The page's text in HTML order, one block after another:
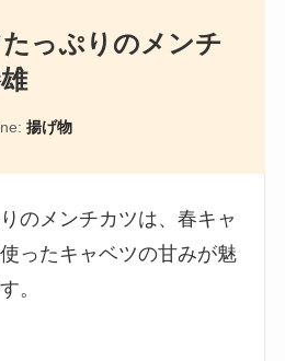
たっぷりのメンチ
揚げ物
のメンチカツは、春キャ
ったキャベツの甘みが魅
。